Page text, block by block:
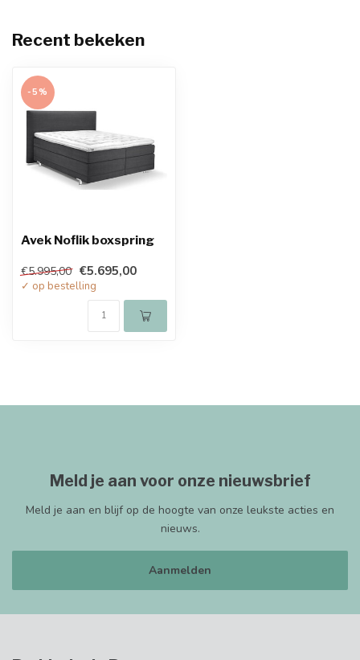
Recent bekeken
-5%
Avek Noflik boxspring
€5.995,00 €5.695,00
✓ op bestelling
Meld je aan voor onze nieuwsbrief
Meld je aan en blijf op de hoogte van onze leukste acties en
nieuws.
Aanmelden